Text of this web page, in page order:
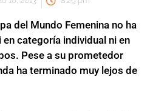
del Mundo Femenina no ha
categoría individual ni en
Pese a su prometedor
ha terminado muy lejos de